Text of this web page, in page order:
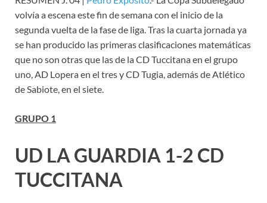
volvía a escena este fin de semana con el inicio de la
segunda vuelta de la fase de liga. Tras la cuarta jornada ya
se han producido las primeras clasificaciones matemáticas
que no son otras que las de la CD Tuccitana en el grupo
uno, AD Lopera en el tres y CD Tugia, además de Atlético
de Sabiote, en el siete.
GRUPO 1
UD LA GUARDIA 1-2 CD
TUCCITANA